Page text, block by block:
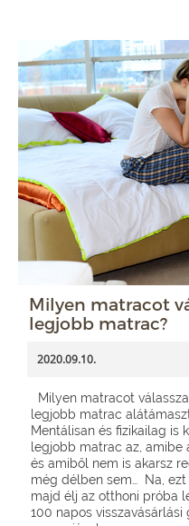
Milyen matracot
legjobb matrac?
2020.09.10.
Milyen matracot
legjobb matrac
Mentálisan és fizikailag is
legjobb matrac az, amibe
és amiből nem is akarsz
még délben sem… Na,
majd élj az otthoni próba
100 napos